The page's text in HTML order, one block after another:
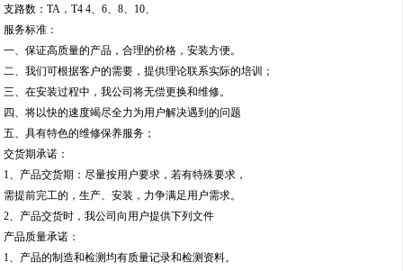
支路数：TA，T4 4、6、8、10、
服务标准：
一、保证高质量的产品，合理的价格，安装方便。
二、我们可根据客户的需要，提供理论联系实际的培训；
三、在安装过程中，我公司将无偿更换和维修。
四、将以快的速度竭尽全力为用户解决遇到的问题
五、具有特色的维修保养服务；
交货期承诺：
1、产品交货期：尽量按用户要求，若有特殊要求，
需提前完工的，生产、安装，力争满足用户需求。
2、产品交货时，我公司向用户提供下列文件
产品质量承诺：
1、产品的制造和检测均有质量记录和检测资料。